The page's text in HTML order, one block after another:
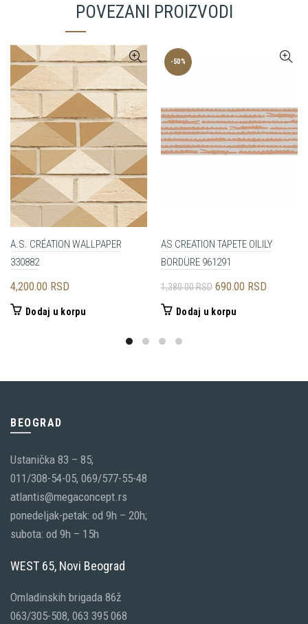
POVEZANI PROIZVODI
A.S. CRÉATION WALLPAPER
330882
4,200.00 RSD
Dodaj u korpu
-50%
AS CREATION TAPETE OILILY
BORDÜRE 961291
1,380.00RSD Originalna
690.00 RSD
Dodaj u korpu
BEOGRAD
Ustanička 83 – 85;
011/308-54-05, 069/577-55-48
atlantis@megaconcept.rs
ponedeljak-petak: od 9h – 20h;
subota: od 9h – 15h
WEST 65, Novi Beograd
Omladinskih brigada 86ž
063/305-508, 063 395 068